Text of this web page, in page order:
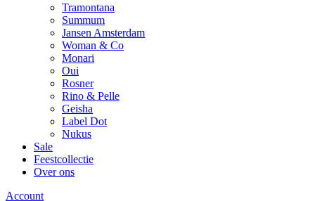
Tramontana
Summum
Jansen Amsterdam
Woman & Co
Monari
Oui
Rosner
Rino & Pelle
Geisha
Label Dot
Nukus
Sale
Feestcollectie
Over ons
Account